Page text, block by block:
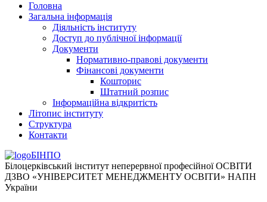
Головна
Загальна інформація
Діяльність інституту
Доступ до публічної інформації
Документи
Нормативно-правові документи
Фінансові документи
Кошторис
Штатний розпис
Інформаційна відкритість
Літопис інституту
Структура
Контакти
БІНПО
Білоцерківський інститут неперервної професійної ОСВІТИ
ДЗВО «УНІВЕРСИТЕТ МЕНЕДЖМЕНТУ ОСВІТИ» НАПН
України